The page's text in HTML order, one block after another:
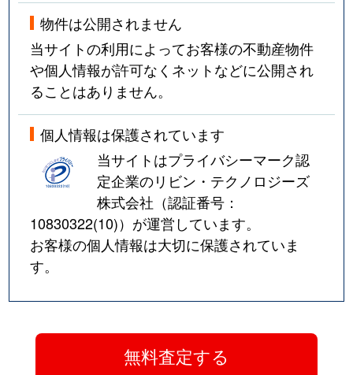
物件は公開されません
当サイトの利用によってお客様の不動産物件
や個人情報が許可なくネットなどに公開され
ることはありません。
個人情報は保護されています
当サイトはプライバシーマーク認
定企業のリビン・テクノロジーズ
株式会社（認証番号：
10830322(10)）が運営しています。
お客様の個人情報は大切に保護されていま
す。